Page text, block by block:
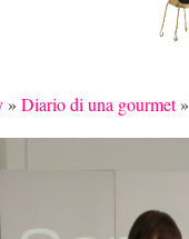
» Diario di una gourmet»